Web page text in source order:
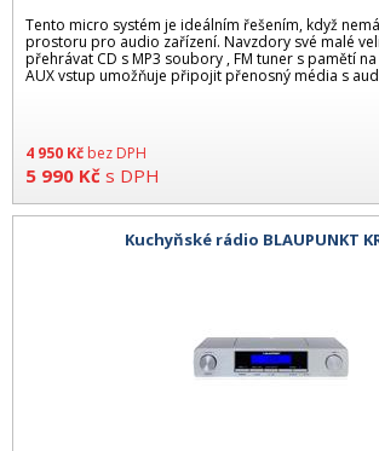
Tento micro systém je ideálním řešením, když
prostoru pro audio zařízení. Navzdory své malé
přehrávat CD s MP3 soubory , FM tuner s pamětí na
AUX vstup umožňuje připojit přenosný média s
4 950 Kč bez DPH
5 990 Kč s DPH
Kuchyňské rádio BLAUPUNKT